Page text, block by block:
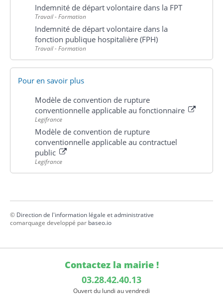
Indemnité de départ volontaire dans la FPT
Travail - Formation
Indemnité de départ volontaire dans la
fonction publique hospitalière (FPH)
Travail - Formation
Pour en savoir plus
Modèle de convention de rupture
conventionnelle applicable au fonctionnaire
Legifrance
Modèle de convention de rupture
conventionnelle applicable au contractuel
public
Legifrance
© Direction de l'information légale et administrative
comarquage developpé par baseo.io
Contactez la mairie !
03.28.42.40.13
Ouvert du lundi au vendredi